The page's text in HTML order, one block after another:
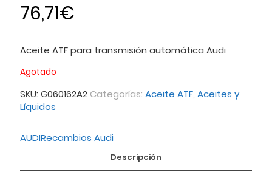
76,71€
Aceite ATF para transmisión automática Audi
Agotado
SKU: G060162A2 Categorías: Aceite ATF, Aceites y
Líquidos
AUDIRecambios Audi
Descripción